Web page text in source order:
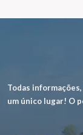
Todas
um único lugar! O